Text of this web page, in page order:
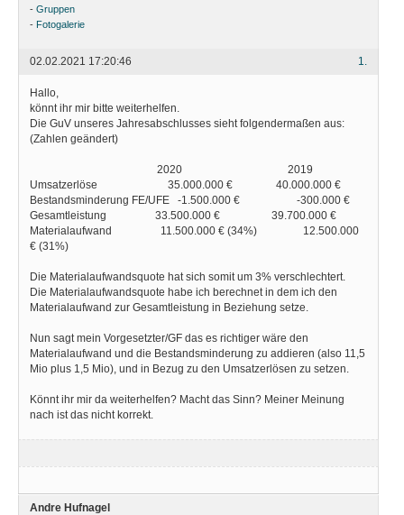
- Gruppen
- Fotogalerie
1.
02.02.2021 17:20:46
Hallo,
könnt ihr mir bitte weiterhelfen.
Die GuV unseres Jahresabschlusses sieht folgendermaßen aus:
(Zahlen geändert)
2020 2019
Umsatzerlöse 35.000.000 € 40.000.000 €
Bestandsminderung FE/UFE -1.500.000 € -300.000 €
Gesamtleistung 33.500.000 € 39.700.000 €
Materialaufwand 11.500.000 € (34%) 12.500.000
€ (31%)
Die Materialaufwandsquote hat sich somit um 3% verschlechtert.
Die Materialaufwandsquote habe ich berechnet in dem ich den
Materialaufwand zur Gesamtleistung in Beziehung setze.
Nun sagt mein Vorgesetzter/GF das es richtiger wäre den
Materialaufwand und die Bestandsminderung zu addieren (also 11,5
Mio plus 1,5 Mio), und in Bezug zu den Umsatzerlösen zu setzen.
Könnt ihr mir da weiterhelfen? Macht das Sinn? Meiner Meinung
nach ist das nicht korrekt.
Andre Hufnagel